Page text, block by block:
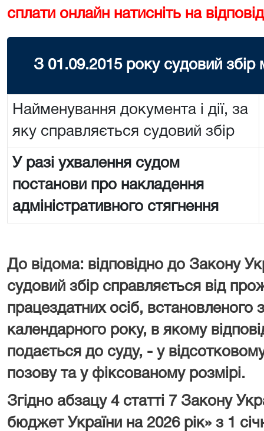
сплати онлайн натисніть на
З 01.09.2015 року судовий
Найменування документа і дії, за
яку справляється судовий збір
У разі ухвалення судом
постанови про накладення
адміністративного стягнення
До відома: відповідно до Закону
судовий збір справляється від
працездатних осіб, встановленого
календарного року, в якому
подається до суду, - у
позову та у фіксованому розмірі.
Згідно абзацу 4 статті 7 Закону
бюджет України на 2026 рік» з 1